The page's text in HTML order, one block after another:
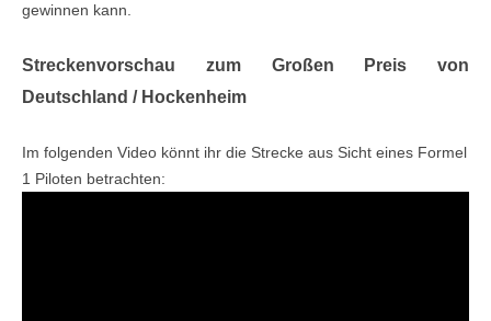
gewinnen kann.
Streckenvorschau zum Großen Preis von
Deutschland / Hockenheim
Im folgenden Video könnt ihr die Strecke aus Sicht eines Formel
1 Piloten betrachten: